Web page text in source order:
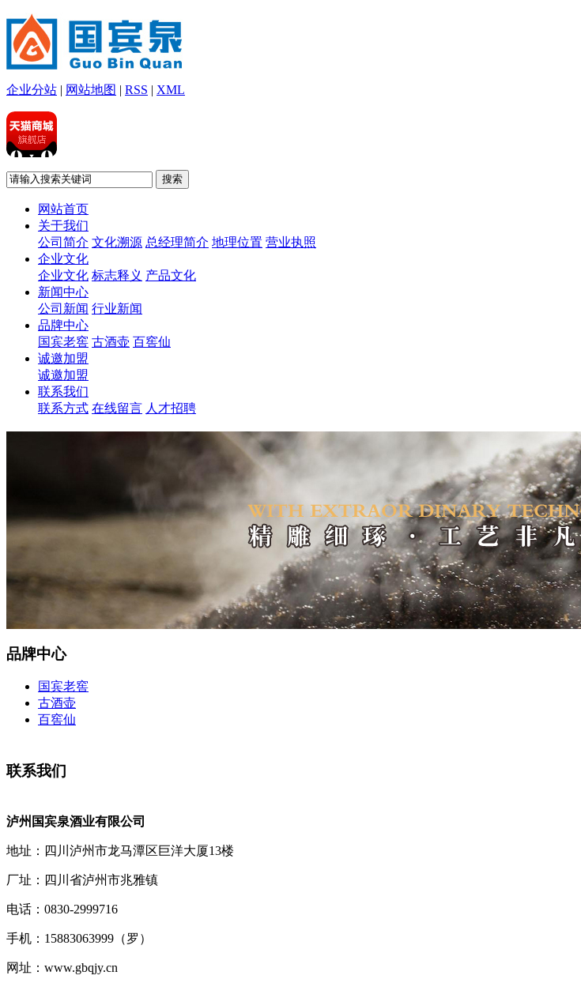
企业分站 | 网站地图 | RSS | XML
网站首页
关于我们
公司简介 文化溯源 总经理简介 地理位置 营业执照
企业文化
企业文化 标志释义 产品文化
新闻中心
公司新闻 行业新闻
品牌中心
国宾老窖 古酒壶 百窖仙
诚邀加盟
诚邀加盟
联系我们
联系方式 在线留言 人才招聘
品牌中心
国宾老窖
古酒壶
百窖仙
联系我们
泸州国宾泉酒业有限公司
地址：四川泸州市龙马潭区巨洋大厦13楼
厂址：四川省泸州市兆雅镇
电话：0830-2999716
手机：15883063999（罗）
网址：www.gbqjy.cn